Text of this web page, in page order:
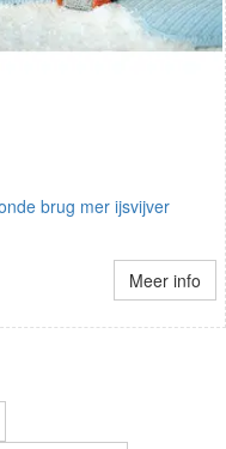
brug mer ijsvijver
Meer info